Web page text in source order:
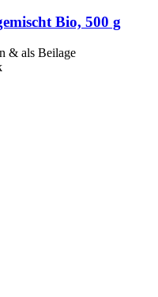
Bio, 500 g
& als Beilage